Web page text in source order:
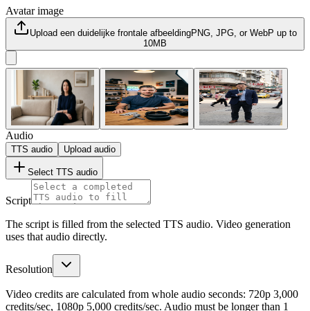
Avatar image
Upload een duidelijke frontale afbeeldingPNG, JPG, or WebP up to
10MB
Audio
TTS audio Upload audio
Select TTS audio
Script
The script is filled from the selected TTS audio. Video generation
uses that audio directly.
Resolution
Video credits are calculated from whole audio seconds: 720p 3,000
credits/sec, 1080p 5,000 credits/sec. Audio must be longer than 1